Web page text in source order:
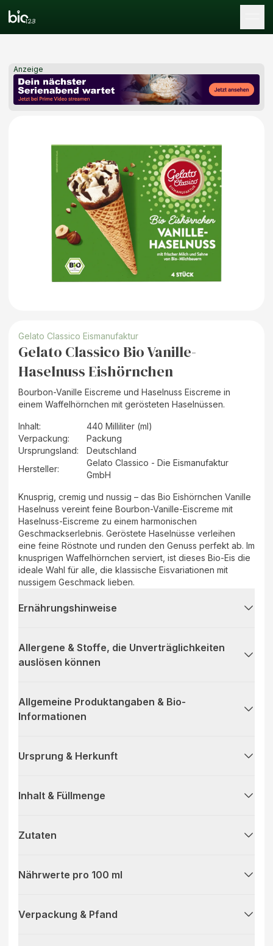
Anzeige
Gelato Classico Eismanufaktur
Gelato Classico Bio Vanille-
Haselnuss Eishörnchen
Bourbon-Vanille Eiscreme und Haselnuss Eiscreme in
einem Waffelhörnchen mit gerösteten Haselnüssen.
Inhalt:
440 Milliliter (ml)
Verpackung:
Packung
Ursprungsland:
Deutschland
Hersteller:
Gelato Classico - Die Eismanufaktur
GmbH
Knusprig, cremig und nussig – das Bio Eishörnchen Vanille
Haselnuss vereint feine Bourbon-Vanille-Eiscreme mit
Haselnuss-Eiscreme zu einem harmonischen
Geschmackserlebnis. Geröstete Haselnüsse verleihen
eine feine Röstnote und runden den Genuss perfekt ab. Im
knusprigen Waffelhörnchen serviert, ist dieses Bio-Eis die
ideale Wahl für alle, die klassische Eisvariationen mit
nussigem Geschmack lieben.
Ernährungshinweise
Allergene & Stoffe, die Unverträglichkeiten
auslösen können
Allgemeine Produktangaben & Bio-
Informationen
Ursprung & Herkunft
Inhalt & Füllmenge
Zutaten
Nährwerte pro 100 ml
Verpackung & Pfand